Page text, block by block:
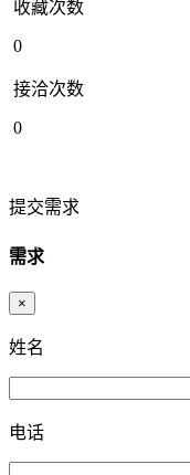
收藏次数
0
接洽次数
0
提交需求
需求
×
姓名
电话